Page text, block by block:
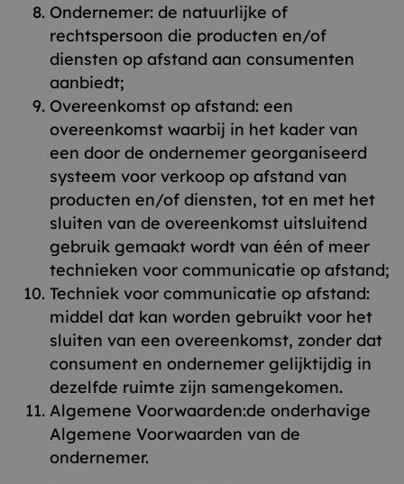
Ondernemer: de natuurlijke of
rechtspersoon die producten en/of
diensten op afstand aan consumenten
aanbiedt;
Overeenkomst op afstand: een
overeenkomst waarbij in het kader van
een door de ondernemer georganiseerd
systeem voor verkoop op afstand van
producten en/of diensten, tot en met het
sluiten van de overeenkomst uitsluitend
gebruik gemaakt wordt van één of meer
technieken voor communicatie op afstand;
Techniek voor communicatie op afstand:
middel dat kan worden gebruikt voor het
sluiten van een overeenkomst, zonder dat
consument en ondernemer gelijktijdig in
dezelfde ruimte zijn samengekomen.
Algemene Voorwaarden:de onderhavige
Algemene Voorwaarden van de
ondernemer.